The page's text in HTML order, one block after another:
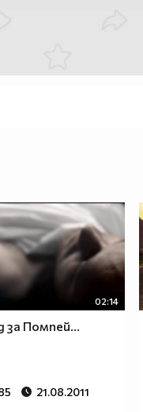
02:14
за Помпей...
21.08.2011